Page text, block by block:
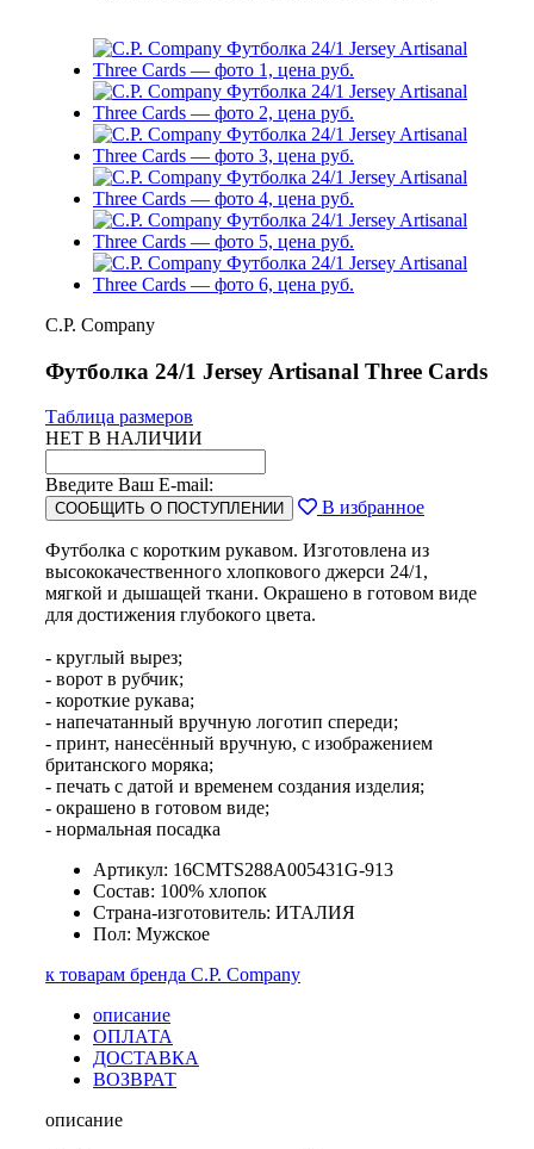
C.P. Company
Футболка 24/1 Jersey Artisanal Three Cards
Таблица размеров
НЕТ В НАЛИЧИИ
Введите Ваш E-mail:
СООБЩИТЬ О ПОСТУПЛЕНИИ В избранное
Футболка с коротким рукавом. Изготовлена из
высококачественного хлопкового джерси 24/1,
мягкой и дышащей ткани. Окрашено в готовом виде
для достижения глубокого цвета.
- круглый вырез;
- ворот в рубчик;
- короткие рукава;
- напечатанный вручную логотип спереди;
- принт, нанесённый вручную, с изображением
британского моряка;
- печать с датой и временем создания изделия;
- окрашено в готовом виде;
- нормальная посадка
Артикул: 16CMTS288A005431G-913
Состав: 100% хлопок
Страна-изготовитель: ИТАЛИЯ
Пол: Мужское
к товарам бренда C.P. Company
описание
ОПЛАТА
ДОСТАВКА
ВОЗВРАТ
описание